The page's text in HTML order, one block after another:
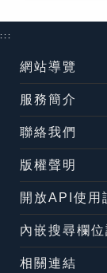
:::
網站導覽
服務簡介
聯絡我們
版權聲明
開放API使用
內嵌搜尋欄位
相關連結